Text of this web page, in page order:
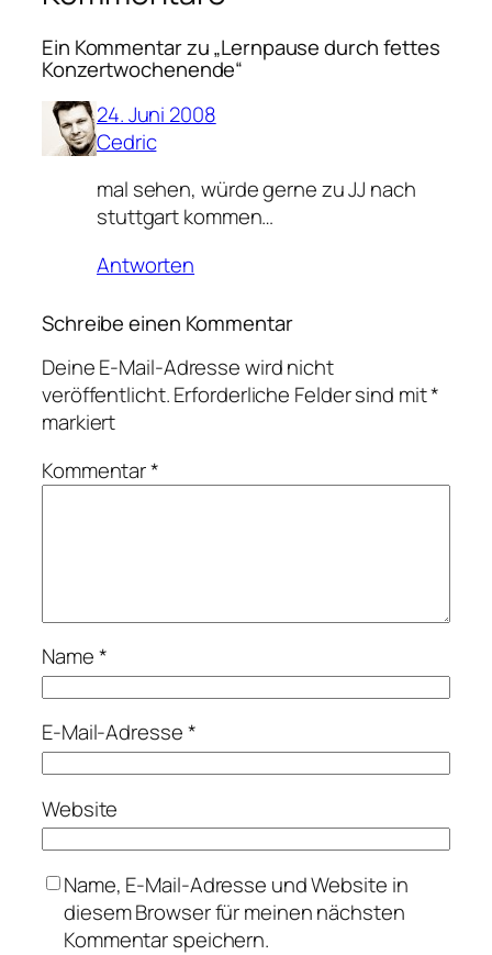
Ein Kommentar zu „Lernpause durch fettes
Konzertwochenende“
24. Juni 2008
Cedric
mal sehen, würde gerne zu JJ nach
stuttgart kommen…
Antworten
Schreibe einen Kommentar
Deine E-Mail-Adresse wird nicht
veröffentlicht.Erforderliche Felder sind mit*
markiert
Kommentar*
Name*
E-Mail-Adresse*
Website
Name, E-Mail-Adresse und Website in
diesem Browser für meinen nächsten
Kommentar speichern.